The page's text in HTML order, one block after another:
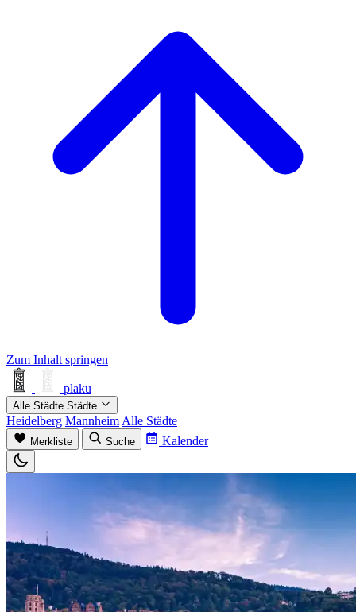
Zum Inhalt springen
plaku
Alle Städte Städte
Heidelberg Mannheim Alle Städte
Merkliste Suche Kalender